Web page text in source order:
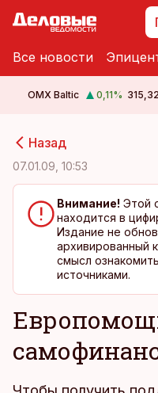
Все новости
OMX Baltic 0,11% 315,32
Назад
07.01.09, 10:53
Внимание! Этой
находится в
Издание не
архивированный
смысл
источниками.